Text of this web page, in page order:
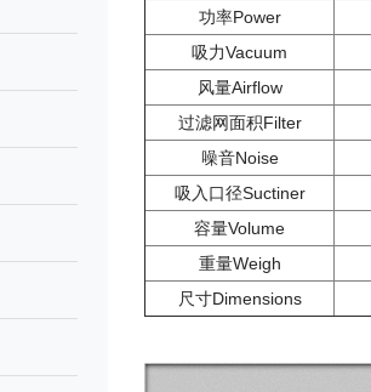
功率Power
吸力Vacuum
风量Airflow
过滤网面积Filter
噪音Noise
吸入口径Suctiner
容量Volume
重量Weigh
尺寸Dimensions